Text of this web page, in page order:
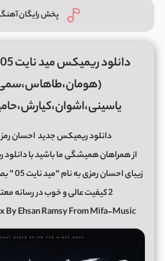
پخش رایگان
دانلود ریمیکس جدید احسان
از همراهان همیشگی ما باشید با
زیبای
2 کیفیت عالی و خوب در رسانه معتبر میفا موزیک
By Ehsan Ramsy From Mifa-Music